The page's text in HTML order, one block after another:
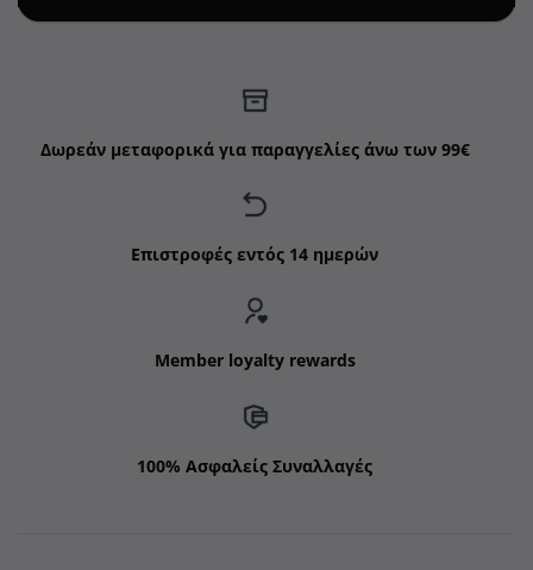
Δωρεάν μεταφορικά για παραγγελίες άνω των 99€
Επιστροφές εντός 14 ημερών
Member loyalty rewards
100% Ασφαλείς Συναλλαγές